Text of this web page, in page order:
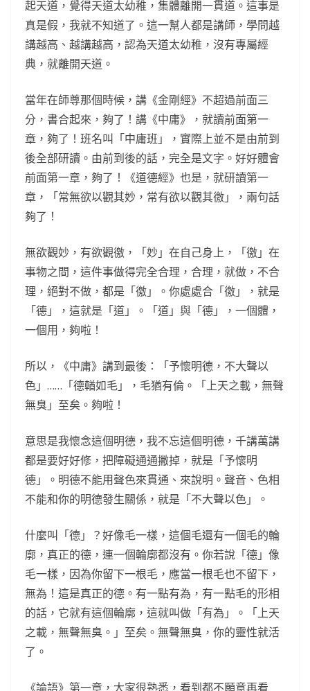
起天道，覺得天道太幼稚，集體離開一貫道。這事是
真是假，我就不知道了。這一幫人都是講師，學問越
講越高、越講越高，認為天道太幼稚，沒有專屬經
典，就離開天道。
當年在師尊那個時候，講《金剛經》不超過前面三
分，書合起來，夠了！講《中庸》，就讀前面第一
章，夠了！班名叫「中庸班」，實際上並不是由前到
後全部研讀。由前到後的話，完全是文字。好好體會
前面第一章，夠了！《道德經》也是，就研讀第一
章，「常無欲以觀其妙，常有欲以觀其徼」，兩句話
夠了！
無欲觀妙，有欲觀徼，「妙」在自己身上，「徼」在
事物之間，這件事做得完全合理，合理，就做，不合
理，絕對不做，都是「徼」。你處處合「徼」，就是
「德」，這就是「道」。「道」與「德」，一個體，
一個用，夠啦！
所以，《中庸》講到最後：「予懷明德，不大聲以
色」……「德輶如毛」，毛猶有倫。「上天之載，無聲
無臭」至矣。夠啦！
意思是我懷念這個明德，我不忘這個明德，千講萬講
都是要好好修，把障礙通通撇掉，就是「予懷明
德」。明德不能用聲色來貫通、來說明。聲音、色相
不能和你的明德發生關係，就是「不大聲以色」。
什麼叫「德」？好像毛一樣，這個毛還有一個毛的輪
廓，真正的德，連一個輪廓都沒有。你若說「德」像
毛一樣，因為你留下一根毛，應當一根毛也不留下，
無為！這是真正的德。有一點有為，有一點毛的形相
的話，它就有這個輪廓，這就叫做「有為」。「上天
之載，無聲無臭。」至矣。無聲無臭，你的靈性就活
了。
《論語》第一章，大家很熟悉，看到都不願意再看